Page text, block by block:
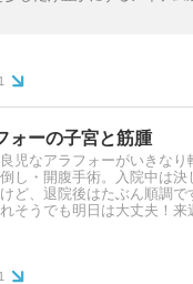
1
ォーの子宮と筋腫
児なアラフォーがいきなり
し・開腹手術。入院中は決
ど、退院後はたぶん順調で
そうでも明日は大丈夫！来
1